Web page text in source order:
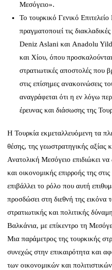
Μεσόγειο».
Το τουρκικό Γενικό
πραγματοποιεί τις
Deniz Aslani και Anadolu
και Χίου, όπου
στρατιωτικές αποστολές που
στις επίσημες ανακοινώσεις
αναγράφεται ότι η εν λόγω
έρευνας και διάσωσης της
Η Τουρκία εκμεταλλευόμενη τα
θέσης, της γεωστρατηγικής αξίας
Ανατολική Μεσόγειο επιδιώκει να
και οικονομικής επιρροής της
επιβάλλει το ρόλο που αυτή
προσδώσει στη διεθνή της εικόνα
στρατιωτικής και πολιτικής
Βαλκάνια, με επίκεντρο τη
Μια παράμετρος της τουρκικής
συνεχώς στην επικαιρότητα και
των οικονομικών και